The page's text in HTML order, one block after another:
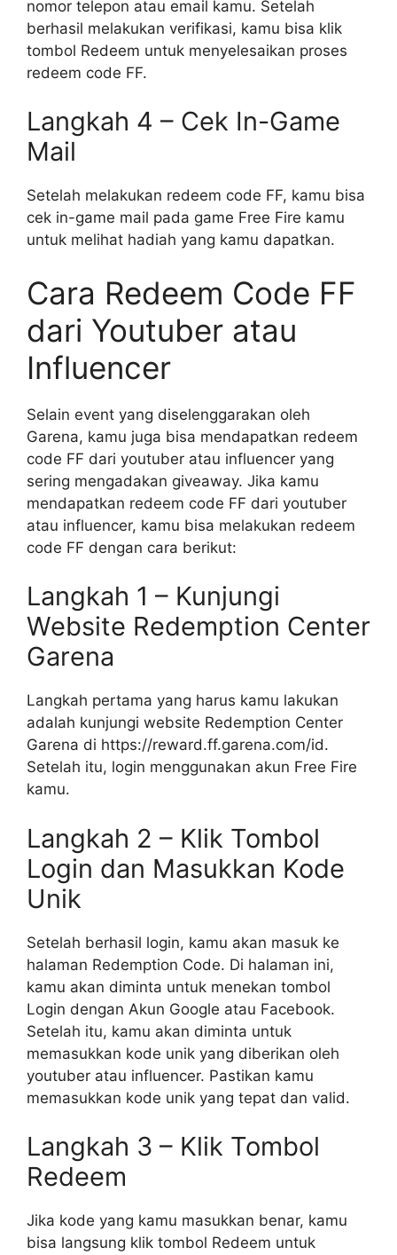
nomor telepon atau email kamu. Setelah
berhasil melakukan verifikasi, kamu bisa klik
tombol Redeem untuk menyelesaikan proses
redeem code FF.
Langkah 4 – Cek In-Game
Mail
Setelah melakukan redeem code FF, kamu bisa
cek in-game mail pada game Free Fire kamu
untuk melihat hadiah yang kamu dapatkan.
Cara Redeem Code FF
dari Youtuber atau
Influencer
Selain event yang diselenggarakan oleh
Garena, kamu juga bisa mendapatkan redeem
code FF dari youtuber atau influencer yang
sering mengadakan giveaway. Jika kamu
mendapatkan redeem code FF dari youtuber
atau influencer, kamu bisa melakukan redeem
code FF dengan cara berikut:
Langkah 1 – Kunjungi
Website Redemption Center
Garena
Langkah pertama yang harus kamu lakukan
adalah kunjungi website Redemption Center
Garena di https://reward.ff.garena.com/id.
Setelah itu, login menggunakan akun Free Fire
kamu.
Langkah 2 – Klik Tombol
Login dan Masukkan Kode
Unik
Setelah berhasil login, kamu akan masuk ke
halaman Redemption Code. Di halaman ini,
kamu akan diminta untuk menekan tombol
Login dengan Akun Google atau Facebook.
Setelah itu, kamu akan diminta untuk
memasukkan kode unik yang diberikan oleh
youtuber atau influencer. Pastikan kamu
memasukkan kode unik yang tepat dan valid.
Langkah 3 – Klik Tombol
Redeem
Jika kode yang kamu masukkan benar, kamu
bisa langsung klik tombol Redeem untuk